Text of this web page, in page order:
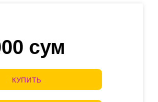
сум
КУПИТЬ